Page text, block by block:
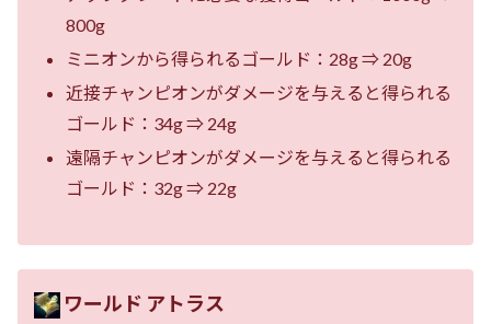
800g
ミニオンから得られるゴールド：28g ⇒ 20g
近接チャンピオンがダメージを与えると得られる
ゴールド：34g ⇒ 24g
遠隔チャンピオンがダメージを与えると得られる
ゴールド：32g ⇒ 22g
ワールド アトラス